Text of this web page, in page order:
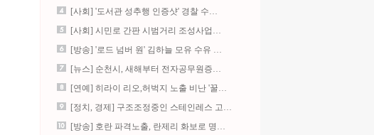
[사회] '도서관 성추행 인증샷' 경찰 수…
[사회] 시민로 간판 시범거리 조성사업…
[방송] '로드 넘버 원' 김하늘 모유 수유 …
[뉴스] 순천시, 새해부터 전자공무원증…
[연예] 히라이 리오,허벅지 노출 비난 '꿀…
[정치, 경제] 구조조정중인 스테인레스 고…
[방송] 호란 파격노출, 란제리 화보로 명…